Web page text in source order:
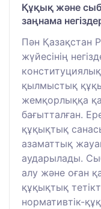
Құқық және
заңнама
Пән Қазақстан
жүйесінің
қылмыстық
жемқорлыққа
бағытталған.
құқықтық
азаматтық
аударылады.
алу және оған
құқықтық
нормативтік-